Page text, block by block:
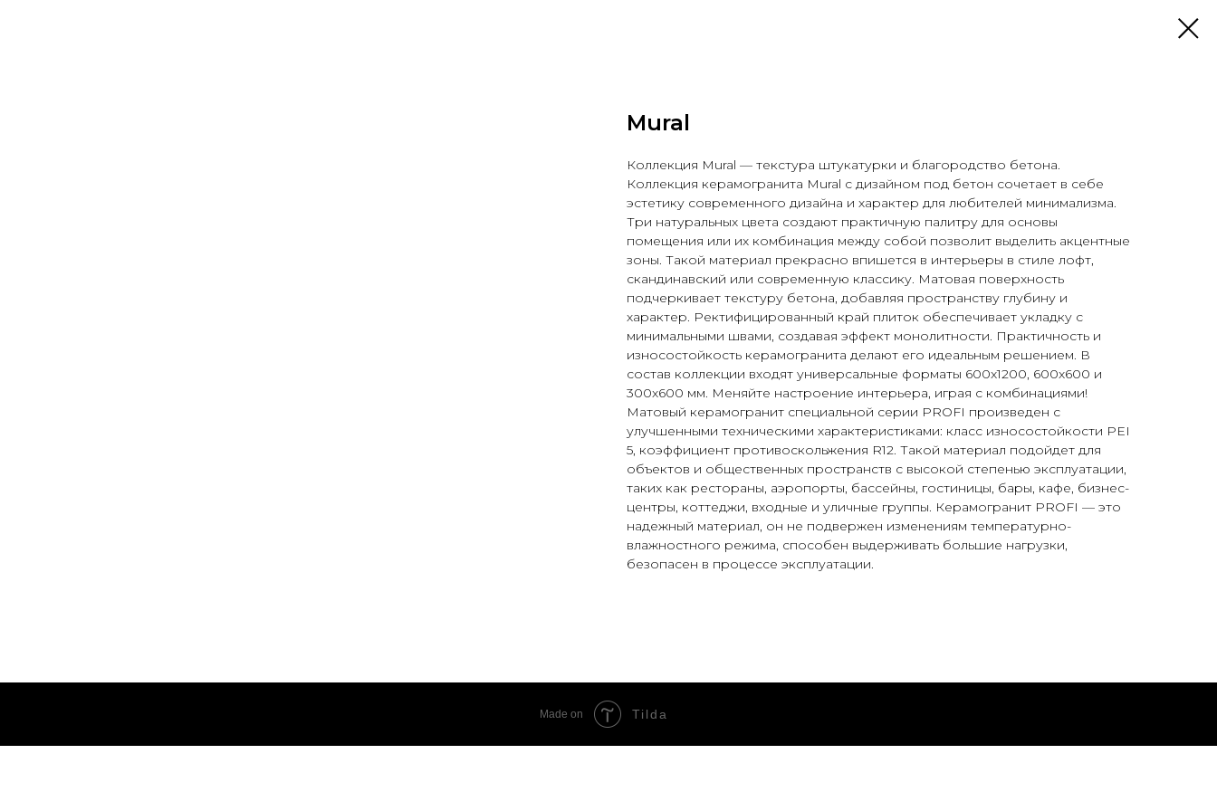
Mural
Коллекция Mural — текстура штукатурки и благородство бетона.
Коллекция керамогранита Mural с дизайном под бетон сочетает в себе
эстетику современного дизайна и характер для любителей минимализма.
Три натуральных цвета создают практичную палитру для основы
помещения или их комбинация между собой позволит выделить акцентные
зоны. Такой материал прекрасно впишется в интерьеры в стиле лофт,
скандинавский или современную классику. Матовая поверхность
подчеркивает текстуру бетона, добавляя пространству глубину и
характер. Ректифицированный край плиток обеспечивает укладку с
минимальными швами, создавая эффект монолитности. Практичность и
износостойкость керамогранита делают его идеальным решением. В
состав коллекции входят универсальные форматы 600x1200, 600x600 и
300x600 мм. Меняйте настроение интерьера, играя с комбинациями!
Матовый керамогранит специальной серии PROFI произведен с
улучшенными техническими характеристиками: класс износостойкости PEI
5, коэффициент противоскольжения R12. Такой материал подойдет для
объектов и общественных пространств с высокой степенью эксплуатации,
таких как рестораны, аэропорты, бассейны, гостиницы, бары, кафе, бизнес-
центры, коттеджи, входные и уличные группы. Керамогранит PROFI — это
надежный материал, он не подвержен изменениям температурно-
влажностного режима, способен выдерживать большие нагрузки,
безопасен в процессе эксплуатации.
Made on Tilda